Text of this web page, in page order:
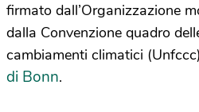
firmato dall’Organizzazione
dalla Convenzione quadro
cambiamenti climatici
di Bonn.